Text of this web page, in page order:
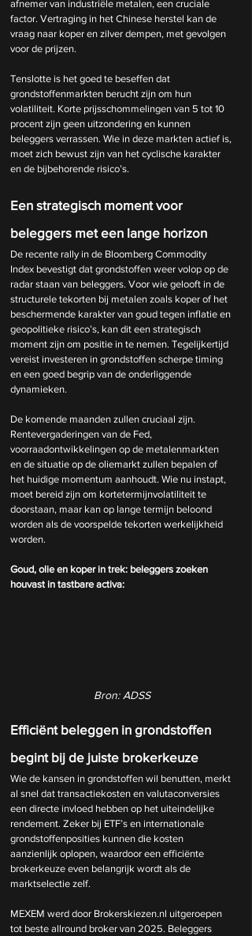
afnemer van industriële metalen, een cruciale
factor. Vertraging in het Chinese herstel kan de
vraag naar koper en zilver dempen, met gevolgen
voor de prijzen.
Tenslotte is het goed te beseffen dat
grondstoffenmarkten berucht zijn om hun
volatiliteit. Korte prijsschommelingen van 5 tot 10
procent zijn geen uitzondering en kunnen
beleggers verrassen. Wie in deze markten actief is,
moet zich bewust zijn van het cyclische karakter
en de bijbehorende risico’s.
Een strategisch moment voor
beleggers met een lange horizon
De recente rally in de Bloomberg Commodity
Index bevestigt dat grondstoffen weer volop op de
radar staan van beleggers. Voor wie gelooft in de
structurele tekorten bij metalen zoals koper of het
beschermende karakter van goud tegen inflatie en
geopolitieke risico’s, kan dit een strategisch
moment zijn om positie in te nemen. Tegelijkertijd
vereist investeren in grondstoffen scherpe timing
en een goed begrip van de onderliggende
dynamieken.
De komende maanden zullen cruciaal zijn.
Rentevergaderingen van de Fed,
voorraadontwikkelingen op de metalenmarkten
en de situatie op de oliemarkt zullen bepalen of
het huidige momentum aanhoudt. Wie nu instapt,
moet bereid zijn om kortetermijnvolatiliteit te
doorstaan, maar kan op lange termijn beloond
worden als de voorspelde tekorten werkelijkheid
worden.
Goud, olie en koper in trek: beleggers zoeken
houvast in tastbare activa:
Bron: ADSS
Efficiënt beleggen in grondstoffen
begint bij de juiste brokerkeuze
Wie de kansen in grondstoffen wil benutten, merkt
al snel dat transactiekosten en valutaconversies
een directe invloed hebben op het uiteindelijke
rendement. Zeker bij ETF’s en internationale
grondstoffenposities kunnen die kosten
aanzienlijk oplopen, waardoor een efficiënte
brokerkeuze even belangrijk wordt als de
marktselectie zelf.
MEXEM werd door Brokerskiezen.nl uitgeroepen
tot beste allround broker van 2025. Beleggers